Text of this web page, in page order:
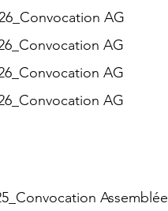
AG
AG
AG
AG
Assemblée